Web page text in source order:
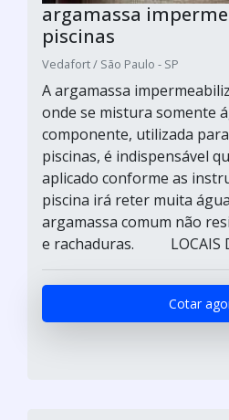
argamassa
piscinas
Vedafort / São Paulo - SP
A argamassa
onde se mistura somente
componente, utilizada
piscinas, é indispensável
aplicado conforme as
piscina irá reter muita
argamassa comum não
e rachaduras. LOCAIS
Cotar